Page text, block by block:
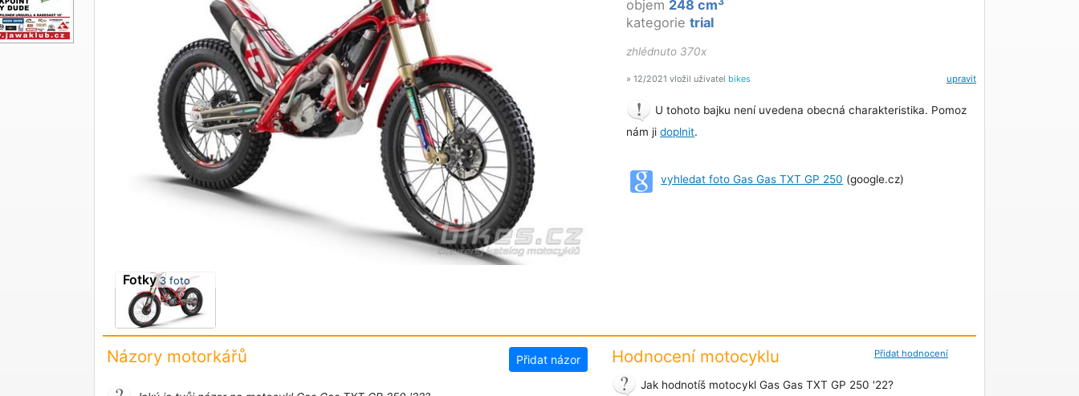
Fotky3 foto
objem 248 cm
kategorietrial
zhlédnuto 370x
upravit
» 12/2021 vložil uživatel bikes
U tohoto bajku není uvedena obecná charakteristika. Pomoz
nám jidoplnit.
vyhledat foto Gas Gas TXT GP 250 (google.cz)
Názory motorkářů Přidat názor Přidat hodnocení
Hodnocení motocyklu
Jak hodnotíš motocykl Gas Gas TXT GP 250 '22?